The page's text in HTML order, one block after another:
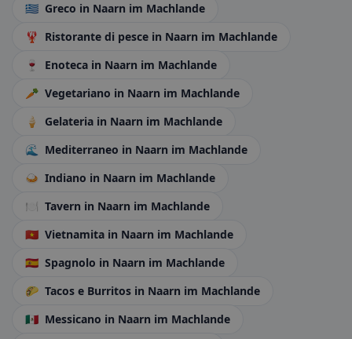
🇬🇷 Greco in Naarn im Machlande
🦞 Ristorante di pesce in Naarn im Machlande
🍷
Enoteca in Naarn im Machlande
🥕 Vegetariano in Naarn im Machlande
🍦
Gelateria in Naarn im Machlande
🌊
Mediterraneo in Naarn im Machlande
🍛 Indiano in Naarn im Machlande
🍽️ Tavern in Naarn im Machlande
🇻🇳 Vietnamita in Naarn im Machlande
🇪🇸 Spagnolo in Naarn im Machlande
🌮 Tacos e Burritos in Naarn im Machlande
🇲🇽 Messicano in Naarn im Machlande